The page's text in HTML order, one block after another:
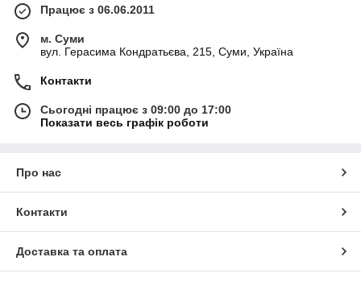
Працює з 06.06.2011
м. Суми
вул. Герасима Кондратьєва, 215, Суми, Україна
Контакти
Сьогодні працює з 09:00 до 17:00
Показати весь графік роботи
Про нас
Контакти
Доставка та оплата